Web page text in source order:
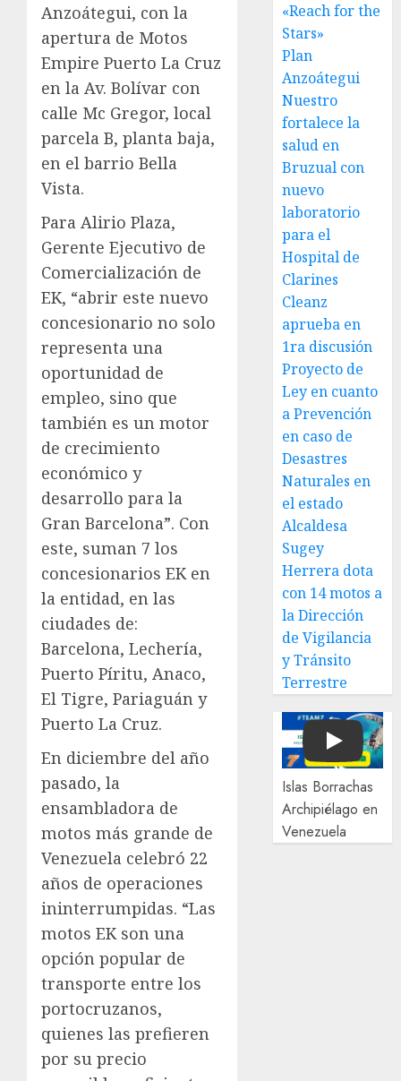
Anzoátegui, con la
apertura de Motos
Empire Puerto La Cruz
en la Av. Bolívar con
calle Mc Gregor, local
parcela B, planta baja,
en el barrio Bella
Vista.
Para Alirio Plaza,
Gerente Ejecutivo de
Comercialización de
EK, “abrir este nuevo
concesionario no solo
representa una
oportunidad de
empleo, sino que
también es un motor
de crecimiento
económico y
desarrollo para la
Gran Barcelona”. Con
este, suman 7 los
concesionarios EK en
la entidad, en las
ciudades de:
Barcelona, Lechería,
Puerto Píritu, Anaco,
El Tigre, Pariaguán y
Puerto La Cruz.
En diciembre del año
pasado, la
ensambladora de
motos más grande de
Venezuela celebró 22
años de operaciones
ininterrumpidas. “Las
motos EK son una
opción popular de
transporte entre los
portocruzanos,
quienes las prefieren
por su precio
«Reach for the
Stars»
Plan
Anzoátegui
Nuestro
fortalece la
salud en
Bruzual con
nuevo
laboratorio
para el
Hospital de
Clarines
Cleanz
aprueba en
1ra discusión
Proyecto de
Ley en cuanto
a Prevención
en caso de
Desastres
Naturales en
el estado
Alcaldesa
Sugey
Herrera dota
con 14 motos a
la Dirección
de Vigilancia
y Tránsito
Terrestre
Play
Islas Borrachas
Archipiélago en
Venezuela